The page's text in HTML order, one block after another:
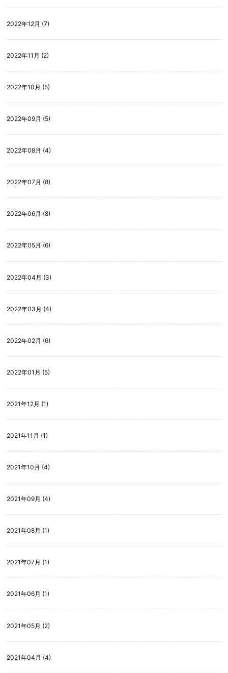
2022年12月 (7)
2022年11月 (2)
2022年10月 (5)
2022年09月 (5)
2022年08月 (4)
2022年07月 (8)
2022年06月 (8)
2022年05月 (6)
2022年04月 (3)
2022年03月 (4)
2022年02月 (6)
2022年01月 (5)
2021年12月 (1)
2021年11月 (1)
2021年10月 (4)
2021年09月 (4)
2021年08月 (1)
2021年07月 (1)
2021年06月 (1)
2021年05月 (2)
2021年04月 (4)